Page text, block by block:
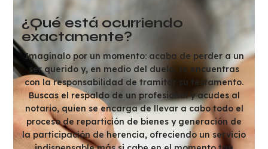
¿Qué está ocurriendo
exactamente?
Imagínalo por un momento: acaba de perder a un
ser querido y, en medio del duelo, te encuentras
con la responsabilidad de tramitar su testamento.
Buscas el respaldo de un profesional y acudes al
notario, quien se encarga de llevar a cabo todo el
proceso de repartición de bienes y generación de
la participación de herencia, ofreciendo un servicio